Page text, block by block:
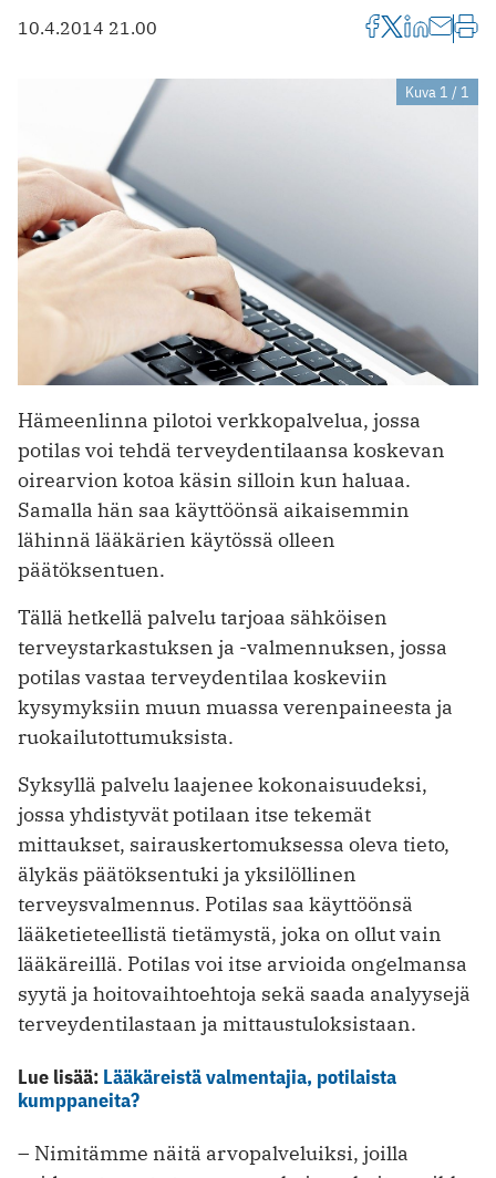
10.4.2014 21.00
Kuva 1 / 1
Hämeenlinna pilotoi verkkopalvelua, jossa
potilas voi tehdä terveydentilaansa koskevan
oirearvion kotoa käsin silloin kun haluaa.
Samalla hän saa käyttöönsä aikaisemmin
lähinnä lääkärien käytössä olleen
päätöksentuen.
Tällä hetkellä palvelu tarjoaa sähköisen
terveystarkastuksen ja -valmennuksen, jossa
potilas vastaa terveydentilaa koskeviin
kysymyksiin muun muassa verenpaineesta ja
ruokailutottumuksista.
Syksyllä palvelu laajenee kokonaisuudeksi,
jossa yhdistyvät potilaan itse tekemät
mittaukset, sairauskertomuksessa oleva tieto,
älykäs päätöksentuki ja yksilöllinen
terveysvalmennus. Potilas saa käyttöönsä
lääketieteellistä tietämystä, joka on ollut vain
lääkäreillä. Potilas voi itse arvioida ongelmansa
syytä ja hoitovaihtoehtoja sekä saada analyysejä
terveydentilastaan ja mittaustuloksistaan.
Lue lisää: Lääkäreistä valmentajia, potilaista
kumppaneita?
– Nimitämme näitä arvopalveluiksi, joilla